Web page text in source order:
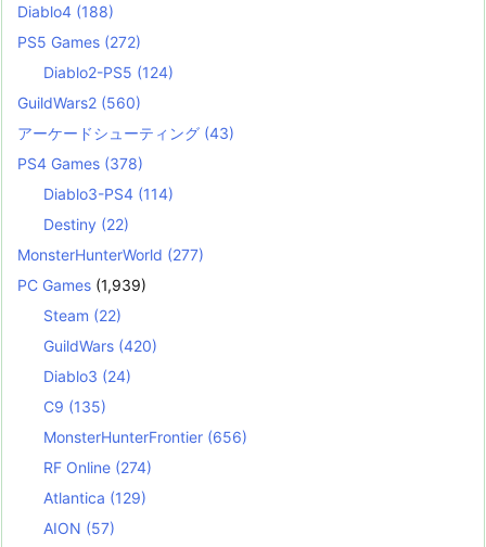
Diablo4 (188)
PS5 Games (272)
Diablo2-PS5 (124)
GuildWars2 (560)
アーケードシューティング (43)
PS4 Games (378)
Diablo3-PS4 (114)
Destiny (22)
MonsterHunterWorld (277)
PC Games (1,939)
Steam (22)
GuildWars (420)
Diablo3 (24)
C9 (135)
MonsterHunterFrontier (656)
RF Online (274)
Atlantica (129)
AION (57)